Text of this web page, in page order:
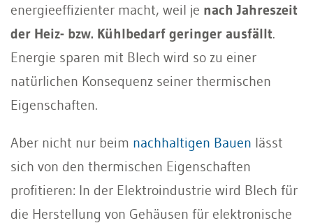
energieeffizienter macht, weil je nach Jahreszeit
der Heiz- bzw. Kühlbedarf geringer ausfällt.
Energie sparen mit Blech wird so zu einer
natürlichen Konsequenz seiner thermischen
Eigenschaften.
Aber nicht nur beim nachhaltigen Bauen lässt
sich von den thermischen Eigenschaften
profitieren: In der Elektroindustrie wird Blech für
die Herstellung von Gehäusen für elektronische